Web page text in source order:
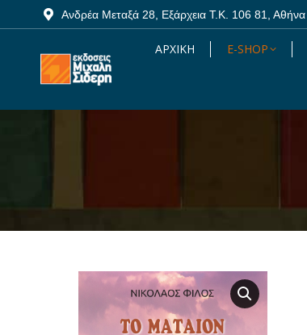
Ανδρέα Μεταξά 28, Εξάρχεια Τ.Κ. 106 81, Αθήνα
ΑΡΧΙΚΗ E-SHOP
Ανδρέα Μεταξά 28, Εξάρχεια Τ.Κ. 106 81, Αθήνα
ΑΡΧΙΚΗ E-SHOP